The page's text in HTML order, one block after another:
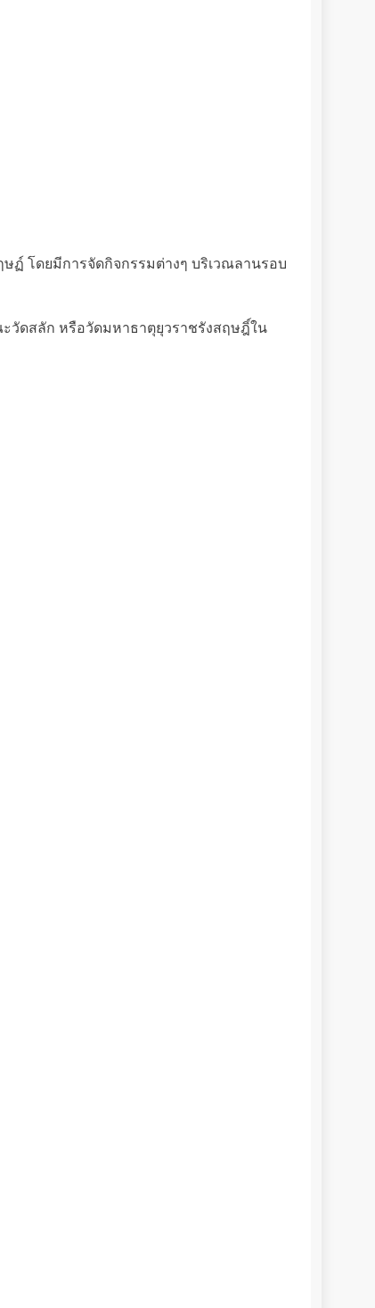
ฏ์ โดยมีการจัดกิจกรรมต่างๆ บริเวณลานรอบ
วัดสลัก หรือวัดมหาธาตุยุวราชรังสฤษฎิ์ใน